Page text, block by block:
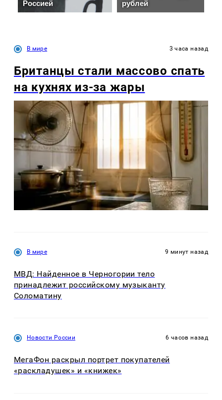
В мире 3 часа назад
Британцы стали массово спать
на кухнях из-за жары
В мире 9 минут назад
МВД: Найденное в Черногории тело
принадлежит российскому музыканту
Соломатину
Новости России 6 часов назад
МегаФон раскрыл портрет покупателей
«раскладушек» и «книжек»